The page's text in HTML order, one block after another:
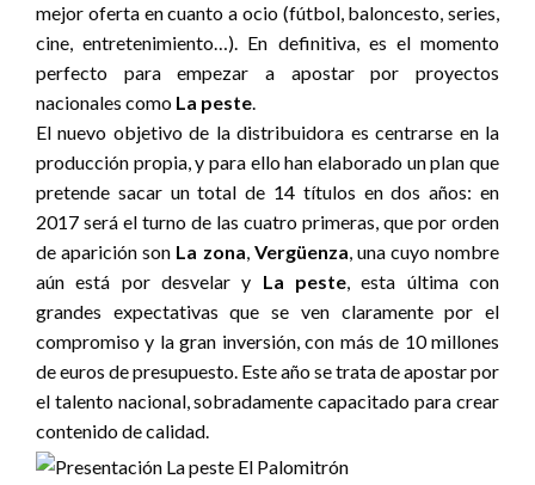
mejor oferta en cuanto a ocio (fútbol, baloncesto, series,
cine, entretenimiento…). En definitiva, es el momento
perfecto para empezar a apostar por proyectos
nacionales como La peste.
El nuevo objetivo de la distribuidora es centrarse en la
producción propia, y para ello han elaborado un plan que
pretende sacar un total de 14 títulos en dos años: en
2017 será el turno de las cuatro primeras, que por orden
de aparición son La zona, Vergüenza, una cuyo nombre
aún está por desvelar y La peste, esta última con
grandes expectativas que se ven claramente por el
compromiso y la gran inversión, con más de 10 millones
de euros de presupuesto. Este año se trata de apostar por
el talento nacional, sobradamente capacitado para crear
contenido de calidad.